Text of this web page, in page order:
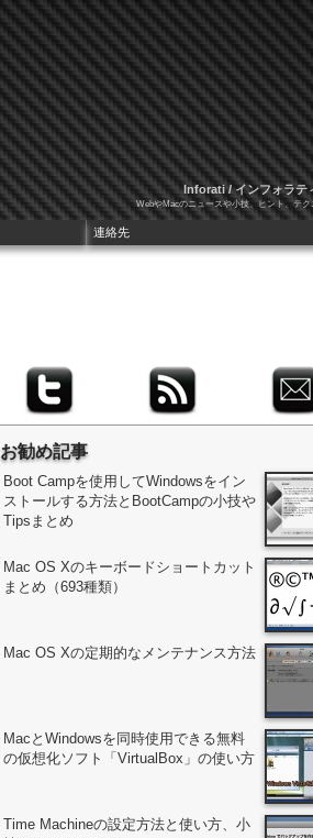
Inforati / インフォラテ
WebやMacのニュースや小技、ヒント、テ
お勧め記事
Boot Campを使用してWindowsをイン
ストールする方法とBootCampの小技や
Tipsまとめ
Mac OS Xのキーボードショートカット
まとめ（693種類）
Mac OS Xの定期的なメンテナンス方法
MacとWindowsを同時使用できる無料
の仮想化ソフト「VirtualBox」の使い方
Time Machineの設定方法と使い方、小
連絡先